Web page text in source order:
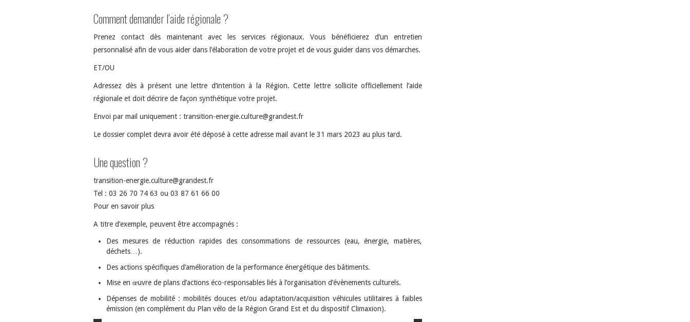
Comment demander l’aide régionale ?
Prenez contact dès maintenant avec les services régionaux. Vous bénéficierez d’un entretien
personnalisé afin de vous aider dans l’élaboration de votre projet et de vous guider dans vos démarches.
ET/OU
Adressez dès à présent une lettre d’intention à la Région. Cette lettre sollicite officiellement l’aide
régionale et doit décrire de façon synthétique votre projet.
Envoi par mail uniquement : transition-energie.culture@grandest.fr
Le dossier complet devra avoir été déposé à cette adresse mail avant le 31 mars 2023 au plus tard.
Une question ?
transition-energie.culture@grandest.fr
Tel : 03 26 70 74 63 ou 03 87 61 66 00
Pour en savoir plus
A titre d’exemple, peuvent être accompagnés :
Des mesures de réduction rapides des consommations de ressources (eau, énergie, matières,
déchets…).
Des actions spécifiques d’amélioration de la performance énergétique des bâtiments.
Mise en œuvre de plans d’actions éco-responsables liés à l’organisation d’évènements culturels.
Dépenses de mobilité : mobilités douces et/ou adaptation/acquisition véhicules utilitaires à faibles
émission (en complément du Plan vélo de la Région Grand Est et du dispositif Climaxion).